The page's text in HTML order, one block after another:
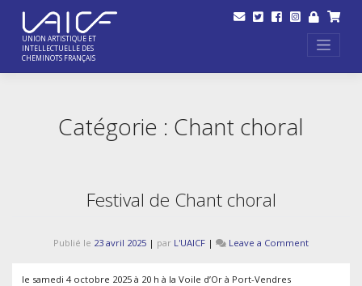
content
UNION ARTISTIQUE ET
INTELLECTUELLE DES
CHEMINOTS FRANÇAIS
Catégorie : Chant choral
Festival de Chant choral
Publié le 23 avril 2025 | par L'UAICF | Leave a Commenton
le samedi 4 octobre 2025 à 20 h à la Voile d’Or à Port-Vendres